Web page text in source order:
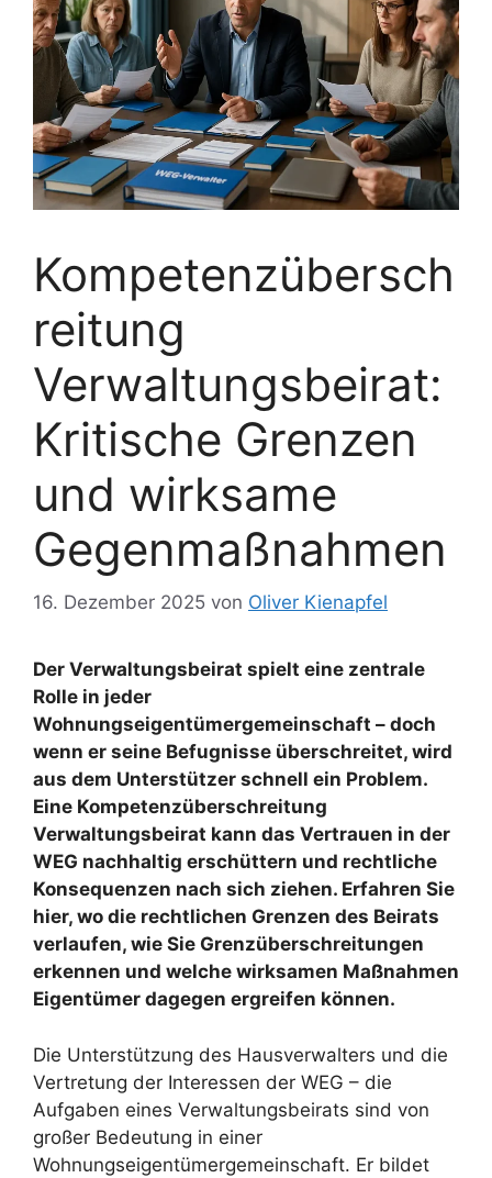
Kompetenzübersch
reitung
Verwaltungsbeirat:
Kritische Grenzen
und wirksame
Gegenmaßnahmen
16. Dezember 2025 von Oliver Kienapfel
Der Verwaltungsbeirat spielt eine zentrale
Rolle in jeder
Wohnungseigentümergemeinschaft – doch
wenn er seine Befugnisse überschreitet, wird
aus dem Unterstützer schnell ein Problem.
Eine Kompetenzüberschreitung
Verwaltungsbeirat kann das Vertrauen in der
WEG nachhaltig erschüttern und rechtliche
Konsequenzen nach sich ziehen. Erfahren Sie
hier, wo die rechtlichen Grenzen des Beirats
verlaufen, wie Sie Grenzüberschreitungen
erkennen und welche wirksamen Maßnahmen
Eigentümer dagegen ergreifen können.
Die Unterstützung des Hausverwalters und die
Vertretung der Interessen der WEG – die
Aufgaben eines Verwaltungsbeirats sind von
großer Bedeutung in einer
Wohnungseigentümergemeinschaft. Er bildet